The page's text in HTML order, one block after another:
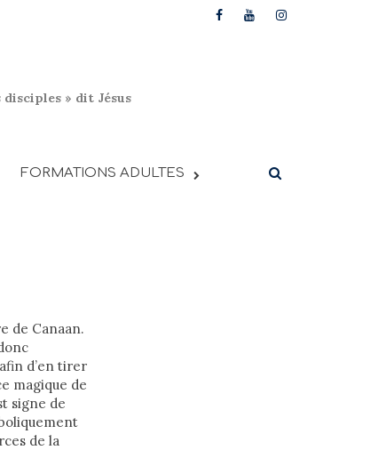
disciples » dit Jésus
FORMATIONS ADULTES
de Canaan.
d’en tirer
magique de
signe de
de la